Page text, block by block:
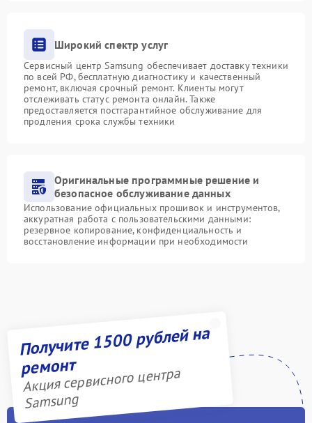
Широкий спектр услуг
Сервисный центр Samsung обеспечивает доставку техники
по всей РФ, бесплатную диагностику и качественный
ремонт, включая срочный ремонт. Клиенты могут
отслеживать статус ремонта онлайн. Также
предоставляется постгарантийное обслуживание для
продления срока службы техники
Оригинальные программные решение и
безопасное обслуживание данных
Использование официальных прошивок и инструментов,
аккуратная работа с пользовательскими данными:
резервное копирование, конфиденциальность и
восстановление информации при необходимости
Получите 1500 рублей на
ремонт
Акция сервисного центра
Samsung